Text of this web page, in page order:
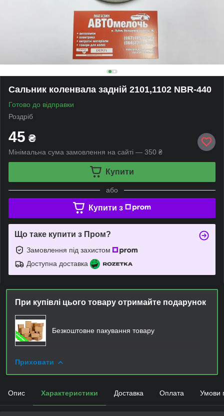
Сальник коленвала задній 2101,1102 NBR-440
Готово до відправки
Роздріб
45 ₴
Мінімальна сума замовлення на сайті — 350 ₴
Купити
або
Купити з
Що таке купити з Пром?
Замовлення під захистом
Доступна доставка
При купівлі цього товару отримайте подарунок
Безкоштовне пакування товару
Приховати
Опис Характеристики Доставка Оплата Умови